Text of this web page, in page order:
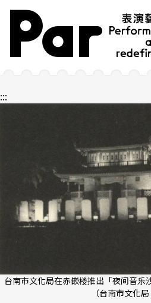
跳到主要内容区块
网站导览
:::
台南市文化局在赤嵌楼推出「夜间音乐
（台南市文化局